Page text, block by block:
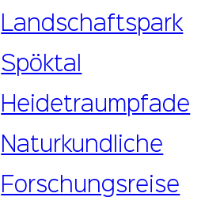
Landschaftspark
Spöktal
Heidetraumpfade
Naturkundliche
Forschungsreise